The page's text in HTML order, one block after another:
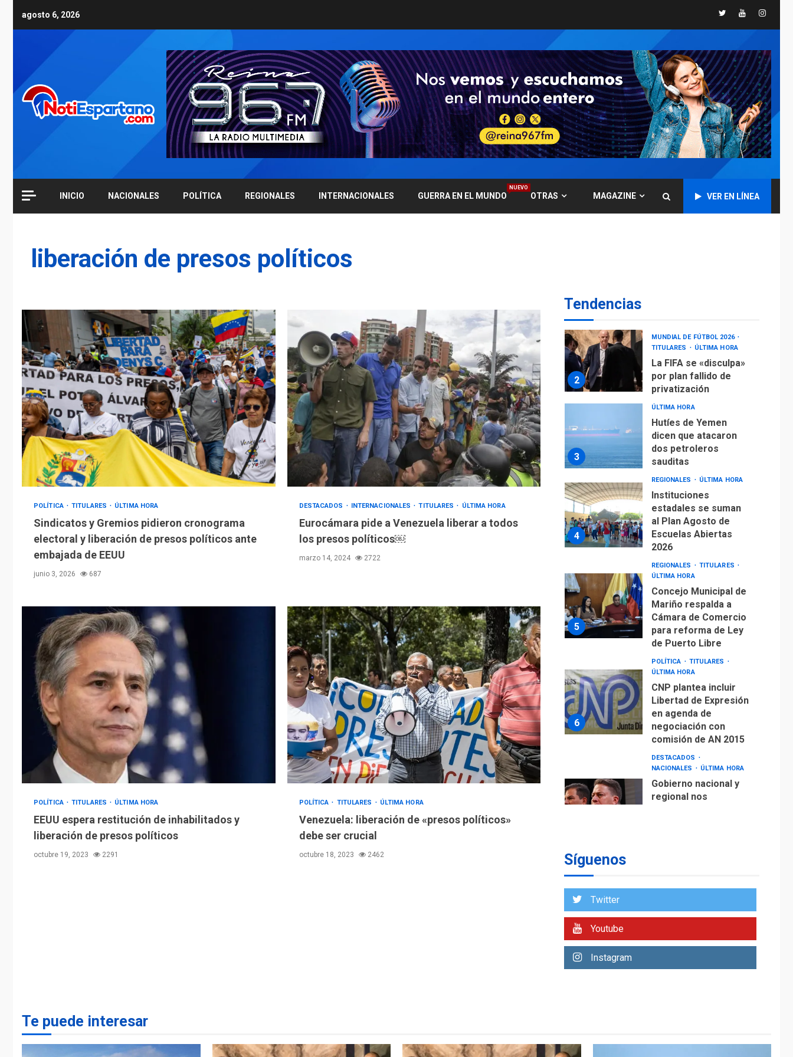
agosto 6, 2026 TwitterYoutube
INICIO NACIONALES POLÍTICA REGIONALES INTERNACIONALES GUERRA EN EL MUNDO
NUEVO
OTRAS MAGAZINE VER EN LÍNEA
liberación de presos políticos
POLÍTICA TITULARES ÚLTIMA HORA
Sindicatos y Gremios pidieron cronograma
electoral y liberación de presos políticos ante
embajada de EEUU
junio 3, 2026 687
DESTACADOS INTERNACIONALES TITULARES ÚLTIMA HORA
Eurocámara pide a Venezuela liberar a todos
los presos políticos￼
marzo 14, 2024 2722
POLÍTICA TITULARES ÚLTIMA HORA
EEUU espera restitución de inhabilitados y
liberación de presos políticos
octubre 19, 2023 2291
POLÍTICA TITULARES ÚLTIMA HORA
Venezuela: liberación de «presos políticos»
debe ser crucial
octubre 18, 2023 2462
Tendencias
6
TITULARES
CNP plantea incluir
Libertad de Expresión
en agenda de
negociación con
comisión de AN 2015
7
DESTACADOS
NACIONALES
ÚLTIMA HORA
Gobierno nacional y
regional nos
respaldaron desde el
primer momento tras
asegura Gustavo
Duque
2
MUNDIAL DE FÚTBOL 2026
TITULARES
ÚLTIMA HORA
La FIFA se «disculpa»
por plan fallido de
privatización
3
ÚLTIMA HORA
Hutíes de Yemen
dicen que atacaron
dos petroleros
sauditas
4
REGIONALES ÚLTIMA HORA
Instituciones
estadales se suman
al Plan Agosto de
Escuelas Abiertas
2026
5
REGIONALES
TITULARES
ÚLTIMA HORA
Concejo Municipal de
Mariño respalda a
Cámara de Comercio
para reforma de Ley
de Puerto Libre
6
POLÍTICA
TITULARES
ÚLTIMA HORA
CNP plantea incluir
Libertad de Expresión
en agenda de
negociación con
comisión de AN 2015
DESTACADOS
NACIONALES
ÚLTIMA HORA
Gobierno nacional y
regional nos
1
ÚLTIMA HORA
operaciones de carga
Aeropuerto de
Síguenos
Twitter
Youtube
Instagram
Te puede interesar